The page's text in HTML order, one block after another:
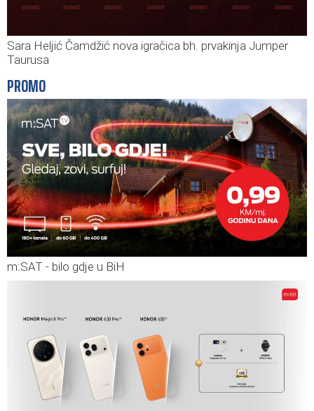
Sara Heljić Čamdžić nova igračica bh. prvakinja Jumper
Taurusa
PROMO
m:SAT - bilo gdje u BiH